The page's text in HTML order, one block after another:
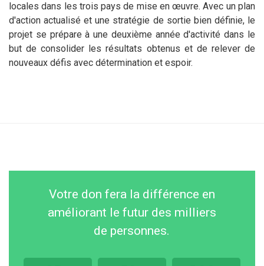
locales dans les trois pays de mise en œuvre. Avec un plan
d'action actualisé et une stratégie de sortie bien définie, le
projet se prépare à une deuxième année d'activité dans le
but de consolider les résultats obtenus et de relever de
nouveaux défis avec détermination et espoir.
Votre don fera la différence en
améliorant le futur des milliers
de personnes.